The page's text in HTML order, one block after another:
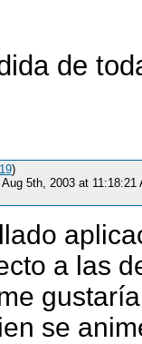
de
)
5th, 2003 at 11:18:21
a las
se